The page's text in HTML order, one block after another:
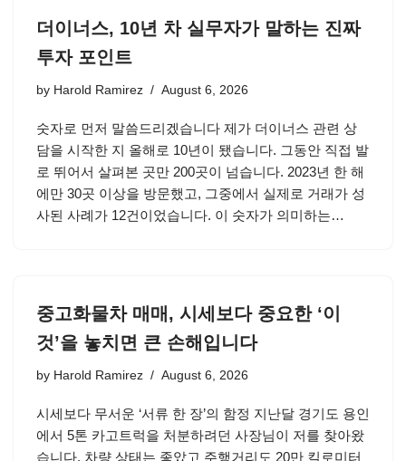
더이너스, 10년 차 실무자가 말하는 진짜
투자 포인트
by Harold Ramirez August 6, 2026
숫자로 먼저 말씀드리겠습니다 제가 더이너스 관련 상
담을 시작한 지 올해로 10년이 됐습니다. 그동안 직접 발
로 뛰어서 살펴본 곳만 200곳이 넘습니다. 2023년 한 해
에만 30곳 이상을 방문했고, 그중에서 실제로 거래가 성
사된 사례가 12건이었습니다. 이 숫자가 의미하는…
중고화물차 매매, 시세보다 중요한 ‘이
것’을 놓치면 큰 손해입니다
by Harold Ramirez August 6, 2026
시세보다 무서운 ‘서류 한 장’의 함정 지난달 경기도 용인
에서 5톤 카고트럭을 처분하려던 사장님이 저를 찾아왔
습니다. 차량 상태는 좋았고 주행거리도 20만 킬로미터